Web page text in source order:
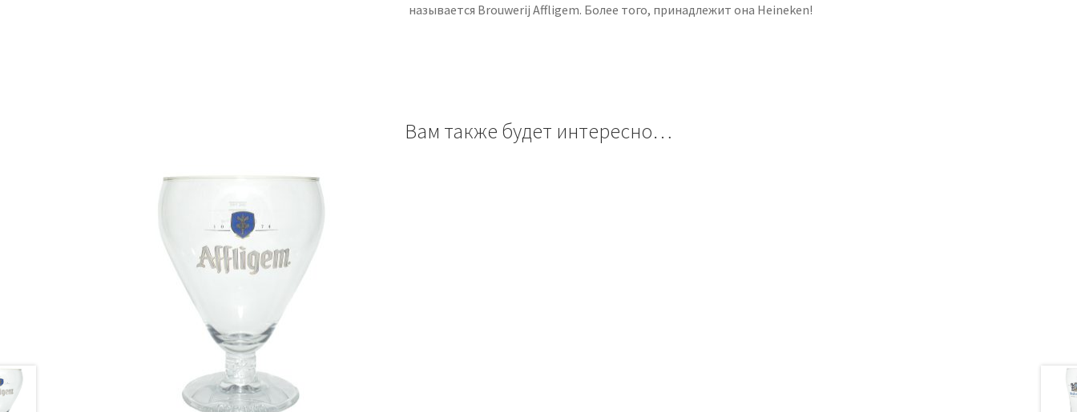
называется Brouwerij Affligem. Более того, принадлежит она Heineken!
Вам также будет интересно…